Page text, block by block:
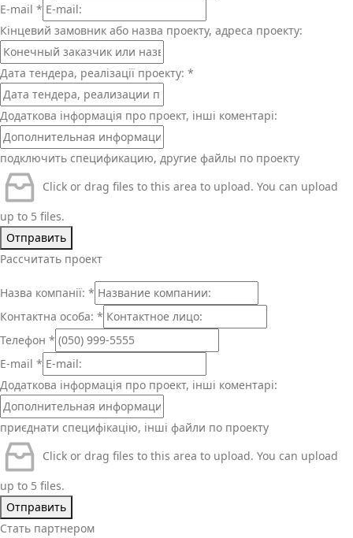
E-mail *
Кінцевий замовник або назва проекту, адреса проекту:
Дата тендера, реалізації проекту: *
Додаткова інформація про проект, інші коментарі:
подключить спецификацию, другие файлы по проекту
Click or drag files to this area to upload. You can upload
up to 5 files.
Отправить
Рассчитать проект
Назва компанії: *
Контактна особа: *
Телефон *
E-mail *
Додаткова інформація про проект, інші коментарі:
приєднати специфікацію, інші файли по проекту
Click or drag files to this area to upload. You can upload
up to 5 files.
Отправить
Стать партнером